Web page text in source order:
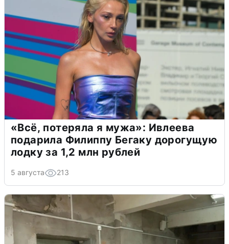
«Всё, потеряла я мужа»: Ивлеева
подарила Филиппу Бегаку дорогущую
лодку за 1,2 млн рублей
5 августа 213